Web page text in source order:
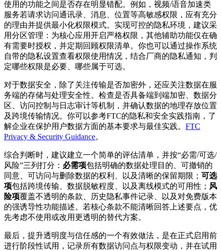
使用的功能之间是否存在明显错配。例如，视频/语音加速类
服务若请求访问通讯录、消息、位置等高敏感权限，应有充分
的理由并提供最小化权限模式。实现可控的隐私环境，建议采
用分区管理：为核心应用开启严格权限，其他辅助功能仅在确
有需要时授权，并定期回顾权限清单。你也可以通过操作系统
自带的隐私设置查看权限使用情况，结合厂商的隐私通知，判
定哪些权限是必要、哪些属于可选。
对于数据安全，除了关注传输是否加密外，还应关注数据在服
务端的存储与处理安全性。检查是否具备端到端加密、数据分
区、访问控制与日志审计等机制，并确认数据的地理存放位置
及跨境传输情况。你可以参考FTC的隐私和安全实践指南，了
解企业在保护用户数据方面的基本要求与最佳实践。 FTC
Privacy & Security Guidance。
综合判断时，建议建立一个简单的评估清单，并按“必需/可选/
风险”三列打分： 必需项包括明确的数据处理目的、可撤销的
同意、可访问与删除数据的权利、以及清晰的保留期限； 可选
项包括跨境传输、数据脱敏程度、以及离线模式的可用性； 风
险项覆盖不透明的条款、历史隐私事件记录、以及对免费版本
的强诱导性功能描述。若核心条款不能清晰回答上述要点，优
先考虑不使用或改用更透明的替代方案。
最后，提升透明度与信任感的一个有效做法，是在正式启用前
进行阶段性试用，记录所有数据访问点与权限变动，并在试用